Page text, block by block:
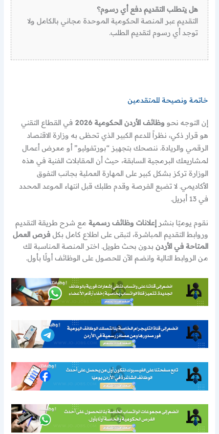
هل يتطلب التقديم دفع أي رسوم؟
التقديم عبر المنصة الحكومية الموحدة مجاني بالكامل ولا
توجد أي رسوم لتقديم الطلب.
خاتمة ونصيحة للمتقدمين
إن التوجه نحووظائف الأردن الحكومية 2026
في القطاع التقني
هو قرار ذكي، نظراً للدعم الكبير الذي تحظى به وزارة الاقتصاد
الرقمي والريادة. ننصحك بتجهيز “بورتفوليو” أو معرض أعمال
لمشاريعك البرمجية السابقة، حيث أن المقابلات الفنية في هذه
الوزارة تركز بشكل كبير على المهارة العملية بجانب التفوق
الأكاديمي. لا تضيع الفرصة وقدم طلبك قبل انتهاء الموعد المحدد
في 13 أبريل.
نقوم يوميًا بنشرإعلانات وظائف رسمية مع شرح طريقة التقديم
وروابط التقديم المباشرة، لتبقى على اطلاع كامل بكلفرص العمل
المتاحة في الأردن بدون بحث طويل. اختر المنصة المناسبة لك
من الروابط التالية وانضم الآن للحصول على الوظائف أولًا بأول.